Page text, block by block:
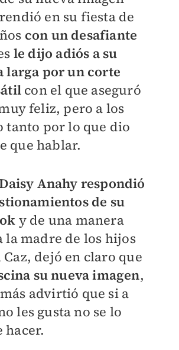
en su fiesta de
con un desafiante
le dijo adiós a su
larga por un corte
con el que aseguró
feliz, pero a los
tanto por lo que dio
que hablar.
Anahy respondió
de su
y de una manera
madre de los hijos
dejó en claro que
su nueva imagen,
advirtió que si a
les gusta no se lo
hacer.